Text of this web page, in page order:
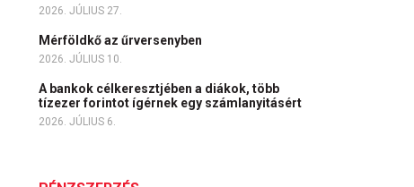
2026. JÚLIUS 27.
Mérföldkő az űrversenyben
2026. JÚLIUS 10.
A bankok célkeresztjében a diákok, több
tízezer forintot ígérnek egy számlanyitásért
2026. JÚLIUS 6.